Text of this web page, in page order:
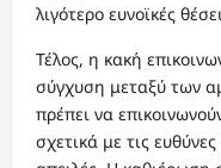
λιγότερο ευνοϊκές
Τέλος, η κακή
σύγχυση μεταξύ των
πρέπει να
σχετικά με τις